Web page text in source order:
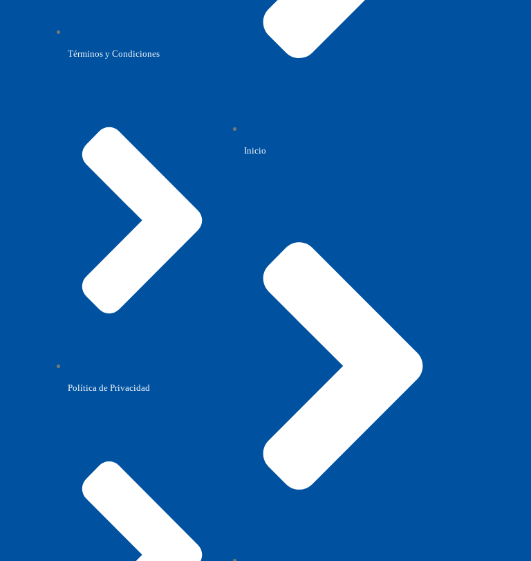
Términos y Condiciones
Política de Privacidad
Inicio